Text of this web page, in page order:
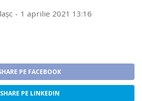
1 aprilie 2021 13:16
PE FACEBOOK
SHARE PE LINKEDIN